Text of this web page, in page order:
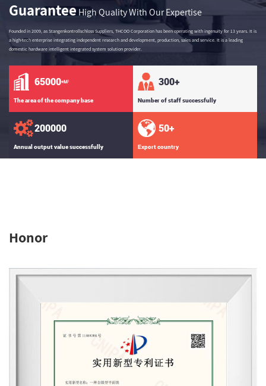
GuaranteeHigh Quality With Our Expertise
Founded in 2009, as Stangenkontrollschloss Suppliers, THCOO Corporation has been operating with ingenuity for 13 years. It is
a high-tech enterprise integrating independent research and development, production, sales and service. It is a leading
domestic hardware intelligent integrated system solution provider.
65000+M²
The area of the company base
300+
Number of staff successfully
200000
Annual output value successfully
50+
Export country
Honor